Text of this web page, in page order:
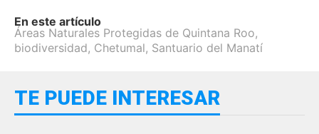
En este artículo
Áreas Naturales Protegidas de Quintana Roo,
biodiversidad, Chetumal, Santuario del Manatí
TE PUEDE INTERESAR